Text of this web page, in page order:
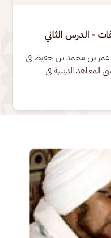
- الدرس الثاني
عمر بن محمد بن حفيظ في
الدينية في